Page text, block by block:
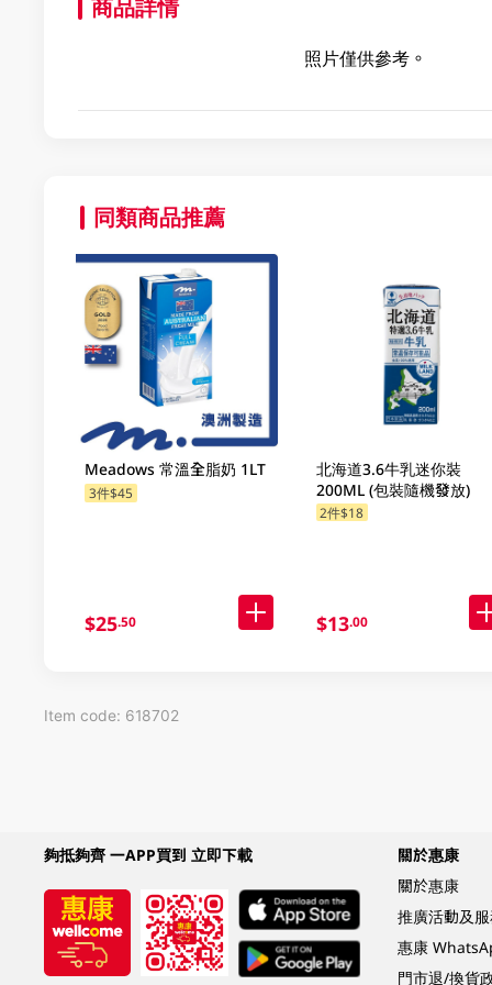
商品詳情
照片僅供參考。
同類商品推薦
Meadows 常溫全脂奶 1LT
3件$45
$25.50
北海道3.6牛乳迷你裝
200ML (包裝隨機發放)
2件$18
$13.00
Item code: 618702
夠抵夠齊 一APP買到 立即下載
關於惠康
關於惠康
推廣活動及
惠康
門市退/換貨